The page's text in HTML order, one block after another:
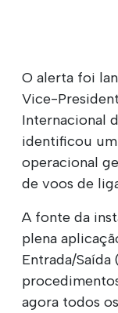
O alerta foi
Vice-
Internacional
identificou
operacional
de voos de
A fonte da
plena
Entrada/Saída
agora todos